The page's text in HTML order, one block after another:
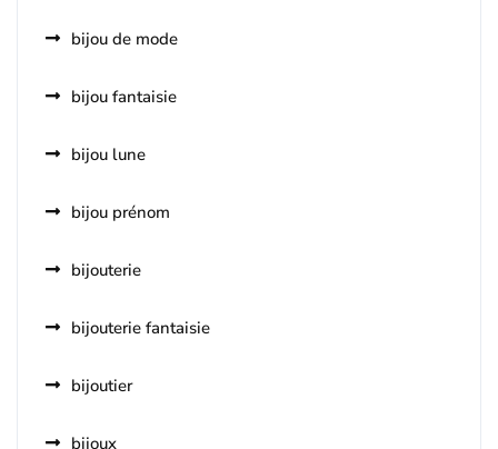
bijou de mode
bijou fantaisie
bijou lune
bijou prénom
bijouterie
bijouterie fantaisie
bijoutier
bijoux